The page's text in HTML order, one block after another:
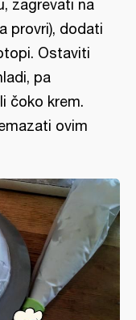
zagrevati na
provri), dodati
Ostaviti
pa
čoko krem.
ovim